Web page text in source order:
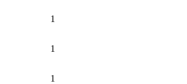
1
1
1